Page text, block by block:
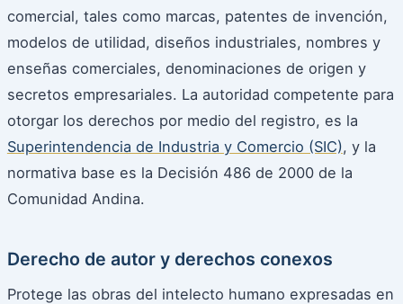
comercial, tales como marcas, patentes de invención,
modelos de utilidad, diseños industriales, nombres y
enseñas comerciales, denominaciones de origen y
secretos empresariales. La autoridad competente para
otorgar los derechos por medio del registro, es la
Superintendencia de Industria y Comercio (SIC), y la
normativa base es la Decisión 486 de 2000 de la
Comunidad Andina.
Derecho de autor y derechos conexos
Protege las obras del intelecto humano expresadas en